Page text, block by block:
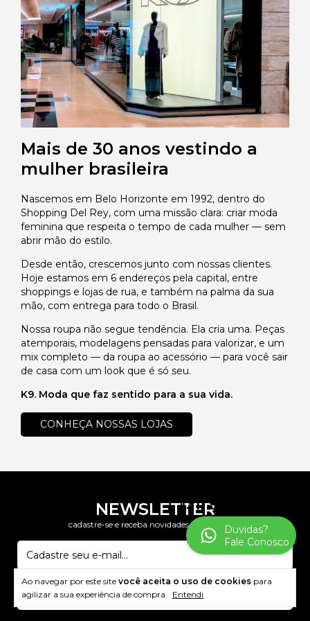
Ao navegar por este site você aceita o uso de cookies para
agilizar a sua experiência de compra. Entendi
Mais de 30 anos vestindo a
mulher brasileira
Nascemos em Belo Horizonte em 1992, dentro do
Shopping Del Rey, com uma missão clara: criar moda
feminina que respeita o tempo de cada mulher — sem
abrir mão do estilo.
Desde então, crescemos junto com nossas clientes.
Hoje estamos em 6 endereços pela capital, entre
shoppings e lojas de rua, e também na palma da sua
mão, com entrega para todo o Brasil.
Nossa roupa não segue tendência. Ela cria uma. Peças
atemporais, modelagens pensadas para valorizar, e um
mix completo — da roupa ao acessório — para você sair
de casa com um look que é só seu.
K9. Moda que faz sentido para a sua vida.
CONHEÇA NOSSAS LOJAS
(31) 9 8321-4353
Duvidas?
Fale Conosco
NEWSLETTER
cadastre-se e receba novidades e promoções